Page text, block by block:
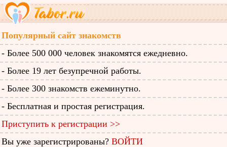
Популярный сайт знакомств
- Более 500 000 человек знакомятся ежедневно.
- Более 19 лет безупречной работы.
- Более 300 знакомств ежеминутно.
- Бесплатная и простая регистрация.
Приступить к регистрации >>
Вы уже зарегистрированы? ВОЙТИ